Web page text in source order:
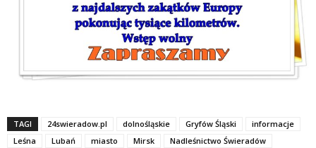
TAGI 24swieradow.pl dolnośląskie Gryfów Śląski
informacje
Leśna
Lubań miasto Mirsk
Nadleśnictwo Świeradów